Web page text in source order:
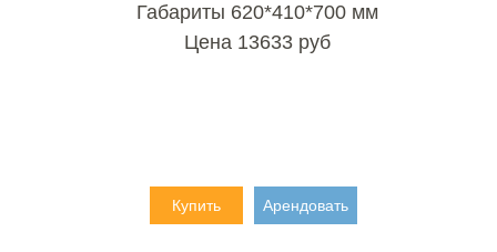
Габариты 620*410*700 мм
Цена 13633 руб
Купить Арендовать